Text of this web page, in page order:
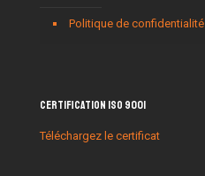
Politique de confidentialité
Certification ISO 9001
Téléchargez le certificat